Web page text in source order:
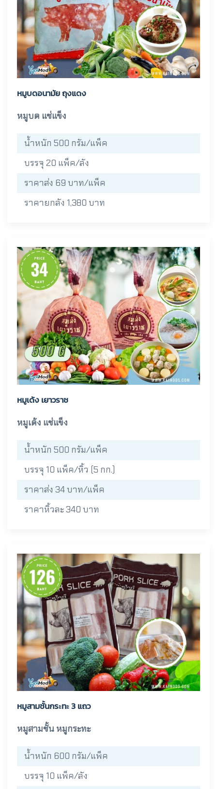
หมูบดอนามัย ถุงแดง
หมูบด แช่แข็ง
น้ำหนัก 500 กรัม/แพ็ค
บรรจุ 20 แพ็ค/ลัง
ราคาส่ง 69 บาท/แพ็ค
ราคายกลัง 1,380 บาท
หมูเด้ง เยาวราช
หมูเด้ง แช่แข็ง
น้ำหนัก 500 กรัม/แพ็ค
บรรจุ 10 แพ็ค/หิ้ว (5 กก.)
ราคาส่ง 34 บาท/แพ็ค
ราคาหิ้วละ 340 บาท
หมูสามชั้นกระทะ 3 แถว
หมูสามชั้น หมูกระทะ
น้ำหนัก 600 กรัม/แพ็ค
บรรจุ 10 แพ็ค/ลัง